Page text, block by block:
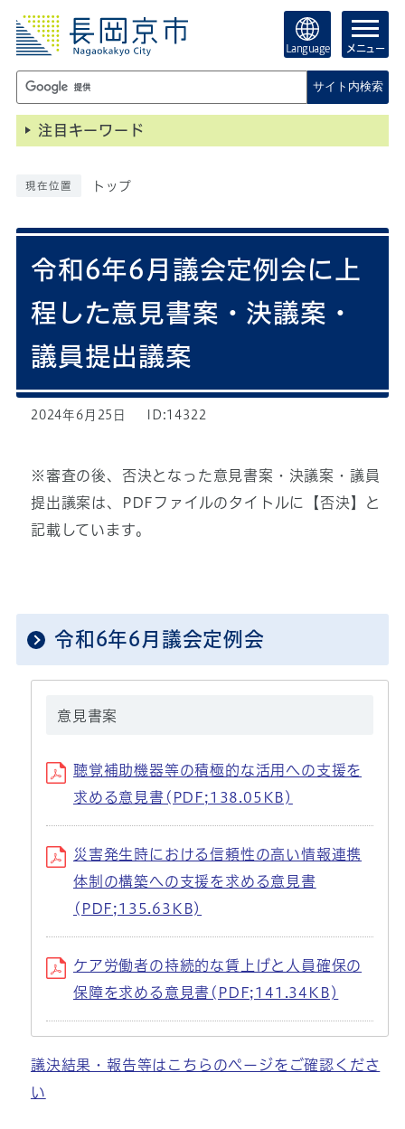
Language メニュー
サイト内検索
注目キーワード
現在位置 トップ
令和6年6月議会定例会に上
程した意見書案・決議案・
議員提出議案
2024年6月25日 ID:14322
※審査の後、否決となった意見書案・決議案・議員
提出議案は、PDFファイルのタイトルに【否決】と
記載しています。
令和6年6月議会定例会
意見書案
聴覚補助機器等の積極的な活用への支援を
求める意見書(PDF;138.05KB)
災害発生時における信頼性の高い情報連携
体制の構築への支援を求める意見書
(PDF;135.63KB)
ケア労働者の持続的な賃上げと人員確保の
保障を求める意見書(PDF;141.34KB)
議決結果・報告等はこちらのページをご確認くださ
い